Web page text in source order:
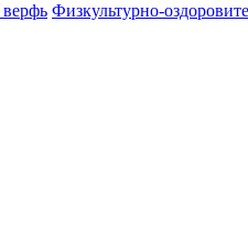
Физкультурно-